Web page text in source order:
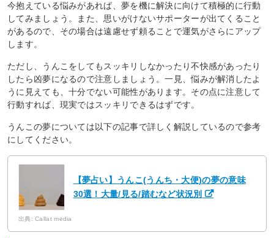
今抱えている悩みがあれば、夢を機に解決に向けて積極的に行動
してみましょう。また、思いがけないサポーターが出てくること
があるので、その場合は遠慮せず頼ることで運気がさらにアップ
します。
ただし、うんこをしてもスッキリしなかったり不快感があったり
したら凶夢になるので注意しましょう。一見、悩みが解消したよ
うに見えても、十分でない可能性があります。その点に注意して
行動すれば、現実ではスッキリできるはずです。
うんこの夢については以下の記事で詳しく解説しているので参考
にしてください。
【夢占い】うんこ(うんち・大便)の夢の意味
30選！大量/見る/踏むなど状況別
出典: Callat media